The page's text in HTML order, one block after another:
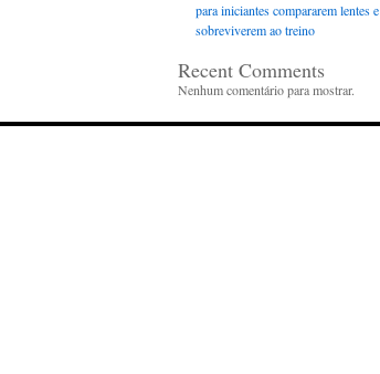
para iniciantes compararem lentes e
sobreviverem ao treino
Recent Comments
Nenhum comentário para mostrar.